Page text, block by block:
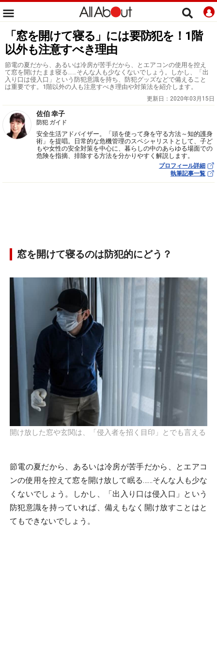
「窓を開けて寝る」には要防犯を！1階
以外も注意すべき理由
節電の夏だから、あるいは冷房が苦手だから、とエアコンの使用を控え
て窓を開けたまま寝る……そんな人も少なくないでしょう。しかし、「出
入り口は侵入口」という防犯意識を持ち、防犯グッズなどで備えること
は重要です。1階以外の人も注意すべき理由や対策法を紹介します。
更新日： 2020年03月15日
佐伯 幸子
防犯 ガイド
安全生活アドバイザー。「頭を使って身を守る方法～知的護身
術」を提唱。日常的な危機管理のスペシャリストとして、子ど
もや女性の安全対策を中心に、暮らしの中のあらゆる場面での
危険を指摘、排除する方法を分かりやすく解説します。
プロフィール詳細
執筆記事一覧
窓を開けて寝るのは防犯的にどう？
開け放した窓や玄関は、「侵入者を招く目印」とでも言える
節電の夏だから、あるいは冷房が苦手だから、とエアコ
ンの使用を控えて窓を開け放して眠る……そんな人も少な
くないでしょう。しかし、「出入り口は侵入口」という
防犯意識を持っていれば、備えもなく開け放すことはと
てもできないでしょう。